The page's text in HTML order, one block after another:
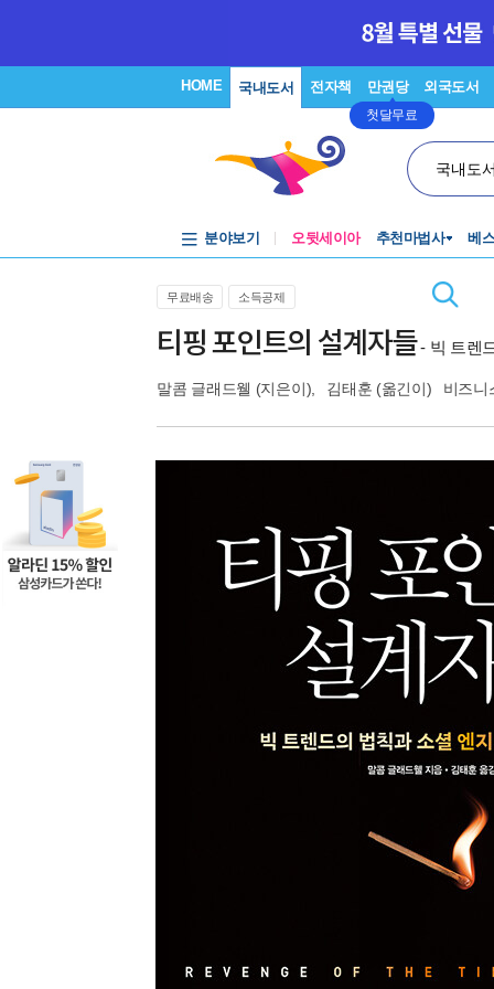
HOME 국내도서 전자책 만권당
첫달무료
외국도서
국내도
분야보기 오뒷세이아 추천마법사 베
무료배송 소득공제
티핑 포인트의 설계자들- 빅 트렌
말콤 글래드웰 (지은이), 김태훈 (옮긴이) 비즈니